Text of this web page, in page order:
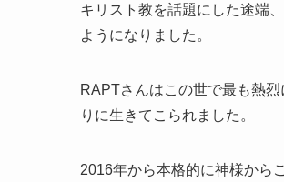
キリスト教を話題にした途端
ようになりました。
RAPTさんはこの世で最も熱
りに生きてこられました。
2016年から本格的に神様から